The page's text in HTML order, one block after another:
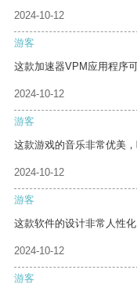
2024-10-12
游客
这款加速器VPM应用程序
2024-10-12
游客
这款游戏的音乐非常优美，
2024-10-12
游客
这款软件的设计非常人性
2024-10-12
游客